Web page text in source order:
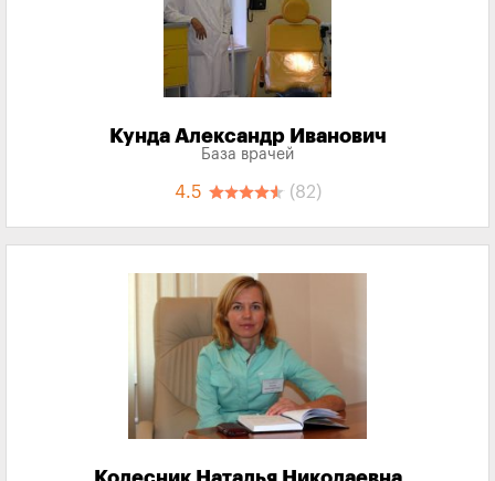
Кунда Александр Иванович
База врачей
4.5 (82)